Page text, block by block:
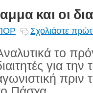
και οι
Σχολιάστε
το
για την
πριν